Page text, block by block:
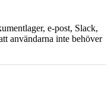
e-post, Slack,
användarna inte behöver